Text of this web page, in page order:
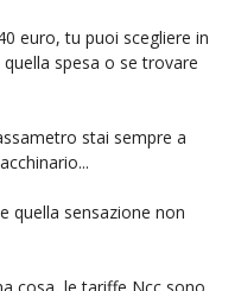
euro, tu puoi scegliere in
spesa o se trovare
stai sempre a
quella sensazione non